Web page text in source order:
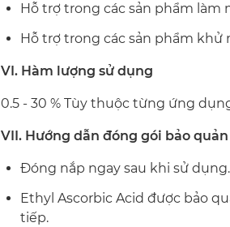
Hỗ trợ trong các sản phẩm làm
Hỗ trợ trong các sản phẩm khử
VI. Hàm lượng sử dụng
0.5 - 30 % Tùy thuộc từng ứng
VII. Hướng dẫn đóng gói bảo quản
Đóng nắp ngay sau khi sử dụng.
Ethyl Ascorbic Acid được bảo
tiếp.